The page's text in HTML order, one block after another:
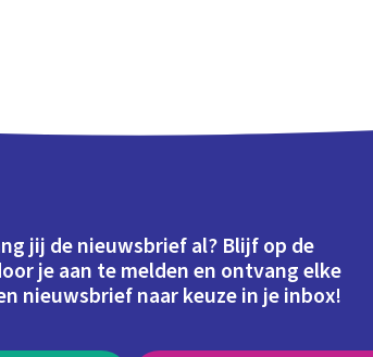
jij de nieuwsbrief al? Blijf op de
je aan te melden en ontvang elke
nieuwsbrief naar keuze in je inbox!